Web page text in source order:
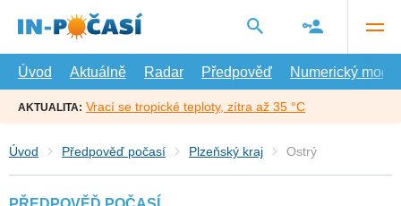
hlavní
Úvod
Aktuálně Radar Předpověď Numerický model
AKTUALITA: Vrací se tropické teploty, zítra až 35 °C
Úvod Předpověď počasí Plzeňský kraj Ostrý